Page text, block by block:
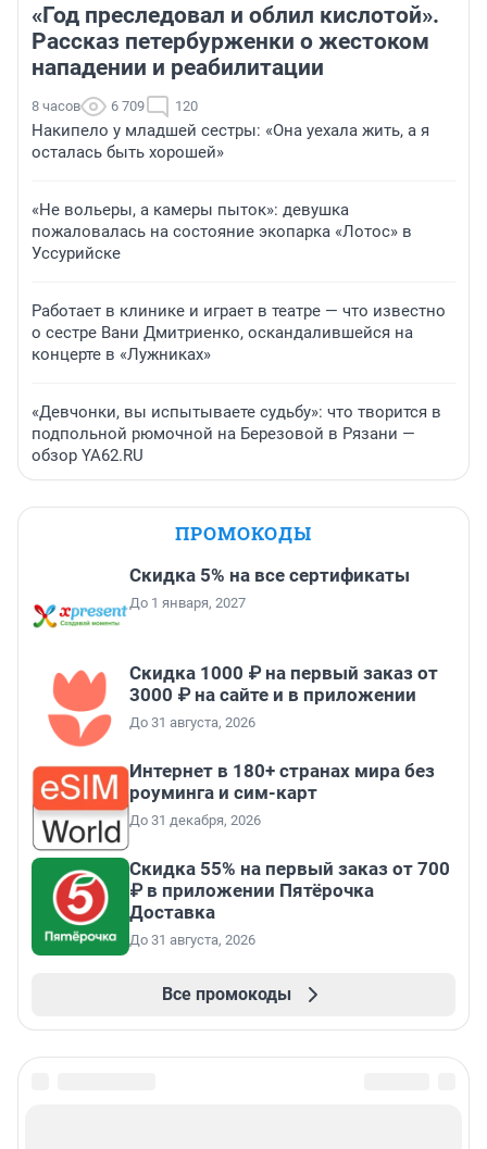
«Год преследовал и облил кислотой».
Рассказ петербурженки о жестоком
нападении и реабилитации
8 часов 6 709 120
Накипело у младшей сестры: «Она уехала жить, а я
осталась быть хорошей»
«Не вольеры, а камеры пыток»: девушка
пожаловалась на состояние экопарка «Лотос» в
Уссурийске
Работает в клинике и играет в театре — что известно
о сестре Вани Дмитриенко, оскандалившейся на
концерте в «Лужниках»
«Девчонки, вы испытываете судьбу»: что творится в
подпольной рюмочной на Березовой в Рязани —
обзор YA62.RU
ПРОМОКОДЫ
Скидка 5% на все сертификаты
До 1 января, 2027
Скидка 1000 ₽ на первый заказ от
3000 ₽ на сайте и в приложении
До 31 августа, 2026
Интернет в 180+ странах мира без
роуминга и сим-карт
До 31 декабря, 2026
Скидка 55% на первый заказ от 700
₽ в приложении Пятёрочка
Доставка
До 31 августа, 2026
Все промокоды